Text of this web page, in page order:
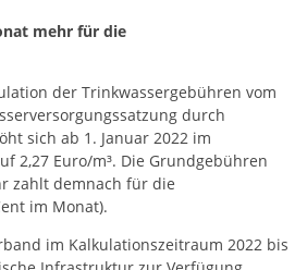
mehr für die
der Trinkwassergebühren vom
durch
sich ab 1. Januar 2022 im
2,27 Euro/m³. Die Grundgebühren
zahlt demnach für die
im Monat).
im Kalkulationszeitraum 2022 bis